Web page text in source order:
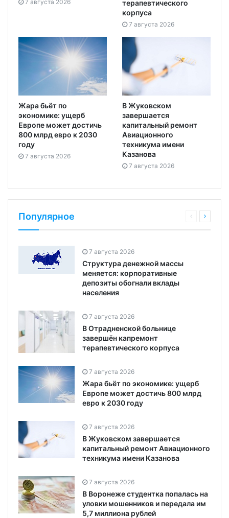
7 августа 2026
терапевтического
корпуса
7 августа 2026
Жара бьёт по
экономике: ущерб
Европе может достичь
800 млрд евро к 2030
году
7 августа 2026
В Жуковском
завершается
капитальный ремонт
Авиационного
техникума имени
Казанова
7 августа 2026
Популярное
7 августа 2026
Структура денежной массы
меняется: корпоративные
депозиты обогнали вклады
населения
7 августа 2026
В Отрадненской больнице
завершён капремонт
терапевтического корпуса
7 августа 2026
Жара бьёт по экономике: ущерб
Европе может достичь 800 млрд
евро к 2030 году
7 августа 2026
В Жуковском завершается
капитальный ремонт Авиационного
техникума имени Казанова
7 августа 2026
В Воронеже студентка попалась на
уловки мошенников и передала им
5,7 миллиона рублей